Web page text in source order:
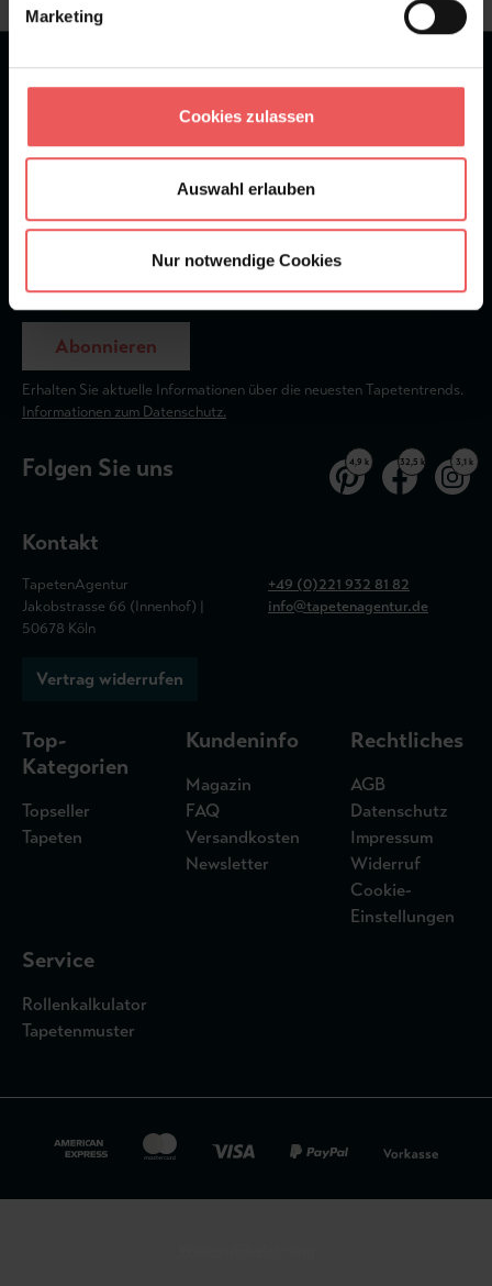
Marketing
Cookies zulassen
Auswahl erlauben
Nur notwendige Cookies
Abonnieren
Erhalten Sie aktuelle Informationen über die neuesten Tapetentrends.
Informationen zum Datenschutz.
Folgen Sie uns 4,9 k 32,5 k 3,1 k
Kontakt
TapetenAgentur
Jakobstrasse 66 (Innenhof) |
50678 Köln
+49 (0)221 932 81 82
info@tapetenagentur.de
Vertrag widerrufen
Top-
Kategorien
Topseller
Tapeten
Kundeninfo
Magazin
FAQ
Versandkosten
Newsletter
Rechtliches
AGB
Datenschutz
Impressum
Widerruf
Cookie-
Einstellungen
Service
Rollenkalkulator
Tapetenmuster